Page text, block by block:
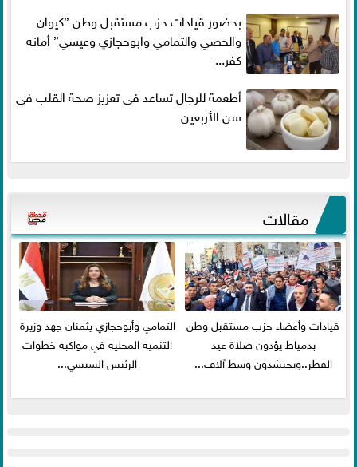
بحضور قيادات حزب مستقبل وطن ”كيوان
والحصي والتمامي وابوحجازي وعيسي” أمانه
كفر...
أطعمة للرجال تساعد فى تعزيز صحة القلب فى
سن الأربعين
مقالات
قيادات وأعضاء حزب مستقبل وطن
بدمياط يؤدون صلاة عيد
الفطر..ويحتشدون وسط آلاف...
التمامي وأبوحجازي يثمنان جهد وزيرة
التنمية المحلية في مواكبة خطوات
الرئيس السيسي...